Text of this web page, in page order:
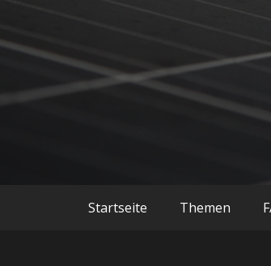
Balkonkraftwerke, Smart
Startseite Themen